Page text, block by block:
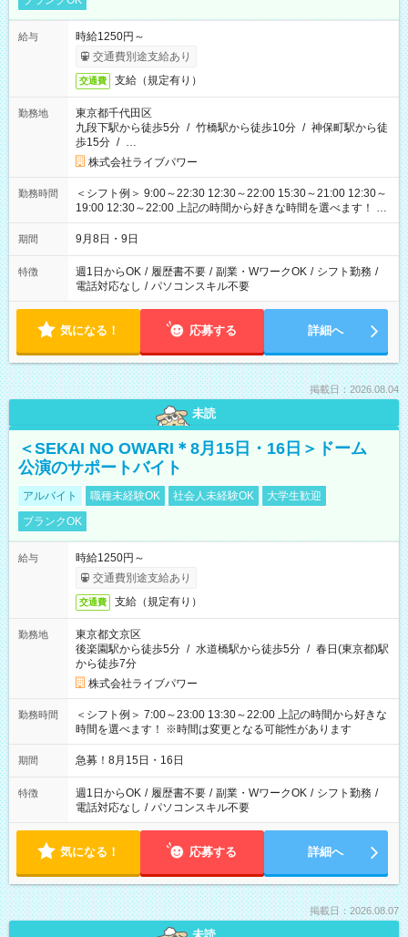
給与
時給1250円～
交通費別途支給あり
交通費 支給（規定有り）
勤務地
東京都千代田区
九段下駅から徒歩5分 / 竹橋駅から徒歩10分 / 神保町駅から徒
歩15分 / …
株式会社ライブパワー
勤務時間
＜シフト例＞ 9:00～22:30 12:30～22:00 15:30～21:00 12:30～
19:00 12:30～22:00 上記の時間から好きな時間を選べます！ ※
時間は変更となる可能性があります
期間 9月8日・9日
特徴 週1日からOK / 履歴書不要 / 副業・WワークOK / シフト勤務 /
電話対応なし / パソコンスキル不要
気になる！ 応募する 詳細へ
掲載日：2026.08.04
未読
＜SEKAI NO OWARI＊8月15日・16日＞ドーム
公演のサポートバイト
アルバイト 職種未経験OK 社会人未経験OK
大学生歓迎
ブランクOK
給与
時給1250円～
交通費別途支給あり
交通費 支給（規定有り）
勤務地
東京都文京区
後楽園駅から徒歩5分 / 水道橋駅から徒歩5分 / 春日(東京都)駅
から徒歩7分
株式会社ライブパワー
勤務時間
＜シフト例＞ 7:00～23:00 13:30～22:00 上記の時間から好きな
時間を選べます！ ※時間は変更となる可能性があります
期間 急募！8月15日・16日
特徴 週1日からOK / 履歴書不要 / 副業・WワークOK / シフト勤務 /
電話対応なし / パソコンスキル不要
気になる！ 応募する 詳細へ
掲載日：2026.08.07